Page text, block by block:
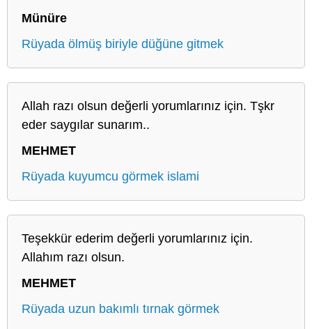
Münüre
Rüyada ölmüş biriyle düğüne gitmek
Allah razı olsun değerli yorumlarınız için. Tşkr
eder saygılar sunarım..
MEHMET
Rüyada kuyumcu görmek islami
Teşekkür ederim değerli yorumlarınız için.
Allahım razı olsun.
MEHMET
Rüyada uzun bakımlı tırnak görmek